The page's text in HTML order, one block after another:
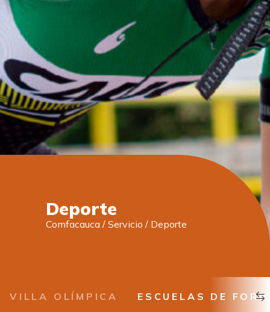
Deporte
Comfacauca/ Servicio / Deporte
VILLA OLÍMPICA ESCUELAS DE